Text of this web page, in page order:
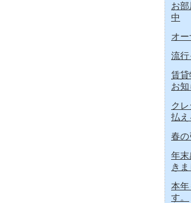
お
中
オ
流行
賃
お
ク
払え
春の
年
きま
本年
す。